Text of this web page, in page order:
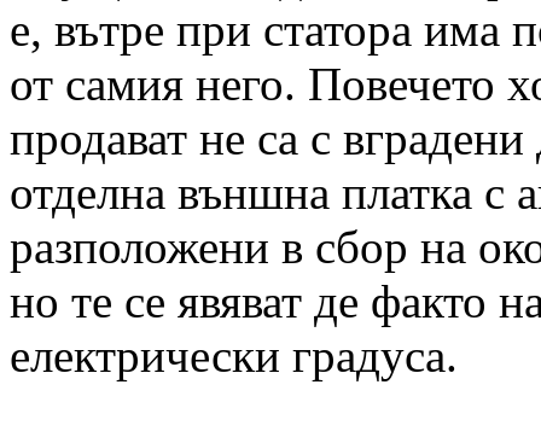
е, вътре при статора има
от самия него. Повечето
продават не са с
отделна външна платка с
разположени в сбор на
но те се явяват де факто
електрически градуса.